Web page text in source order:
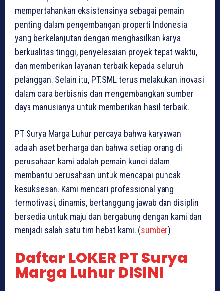
mempertahankan eksistensinya sebagai pemain
penting dalam pengembangan properti Indonesia
yang berkelanjutan dengan menghasilkan karya
berkualitas tinggi, penyelesaian proyek tepat waktu,
dan memberikan layanan terbaik kepada seluruh
pelanggan. Selain itu, PT.SML terus melakukan inovasi
dalam cara berbisnis dan mengembangkan sumber
daya manusianya untuk memberikan hasil terbaik.
PT Surya Marga Luhur percaya bahwa karyawan
adalah aset berharga dan bahwa setiap orang di
perusahaan kami adalah pemain kunci dalam
membantu perusahaan untuk mencapai puncak
kesuksesan. Kami mencari professional yang
termotivasi, dinamis, bertanggung jawab dan disiplin
bersedia untuk maju dan bergabung dengan kami dan
menjadi salah satu tim hebat kami. (sumber)
Daftar LOKER PT Surya
Marga Luhur DISINI